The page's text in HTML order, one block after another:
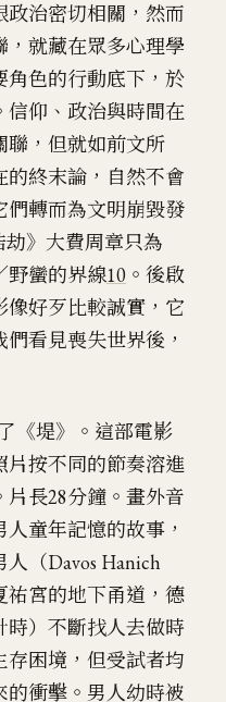
治密切相關，然而
，就藏在眾多心理學
角色的行動底下，於
信仰、政治與時間在
聯，但就如前文所
終末論，自然不會
們轉而為文明崩毀發
》大費周章只為
野蠻的界線10 。後啟
像好歹比較誠實，它
看見喪失世界後，
《堤》。這部電影
片按不同的節奏溶進
長28分鐘。畫外音
童年記憶的故事，
（Davos Hanich
祐宮的地下甬道，德
時）不斷找人去做時
困境，但受試者均
的衝擊。男人幼時被